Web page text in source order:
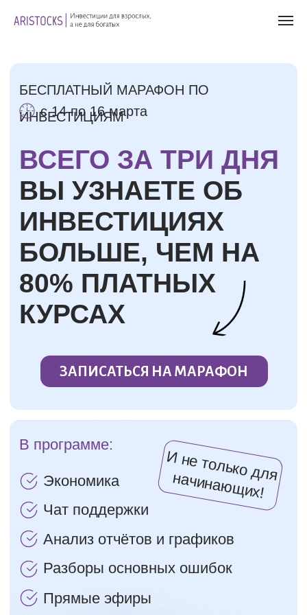
БЕСПЛАТНЫЙ МАРАФОН ПО
ИНВЕСТИЦИЯМ
ВСЕГО ЗА ТРИ ДНЯ
ИНВЕСТИЦИЯХ
БОЛЬШЕ, ЧЕМ НА
80% ПЛАТНЫХ
КУРСАХ
ЗАПИСАТЬСЯ НА МАРАФОН
В программе:
Чат поддержки
Анализ отчётов и графиков
Приглашённые гости